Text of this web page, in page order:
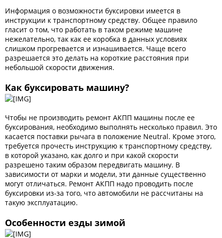
Информация о возможности буксировки имеется в
инструкции к транспортному средству. Общее правило
гласит о том, что работать в таком режиме машине
нежелательно, так как ее коробка в данных условиях
слишком прогревается и изнашивается. Чаще всего
разрешается это делать на короткие расстояния при
небольшой скорости движения.
Как буксировать машину?
Чтобы не производить ремонт АКПП машины после ее
буксирования, необходимо выполнять несколько правил. Это
касается поставки рычага в положение Neutral. Кроме этого,
требуется прочесть инструкцию к транспортному средству,
в которой указано, как долго и при какой скорости
разрешено таким образом передвигать машину. В
зависимости от марки и модели, эти данные существенно
могут отличаться. Ремонт АКПП надо проводить после
буксировки из-за того, что автомобили не рассчитаны на
такую эксплуатацию.
Особенности езды зимой